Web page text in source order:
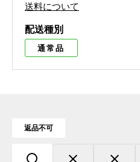
送料について
配送種別
通常品
返品不可